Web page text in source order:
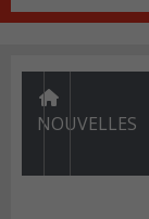
NOUVELLES